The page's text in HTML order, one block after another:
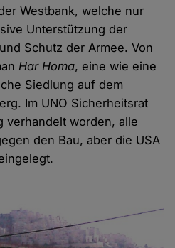
Westbank, welche nur
Unterstützung der
Schutz der Armee. Von
Har Homa, eine wie eine
Siedlung auf dem
Im UNO Sicherheitsrat
verhandelt worden, alle
den Bau, aber die USA